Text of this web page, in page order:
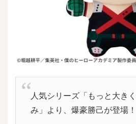
人気シリーズ「もっと大き
み」より、爆豪勝己が登場！